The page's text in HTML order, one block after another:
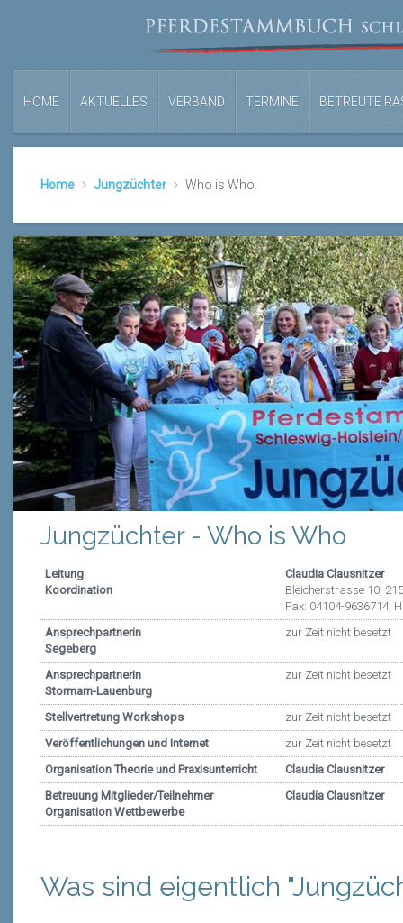
HOME AKTUELLES VERBAND TERMINE BETREUTE
Home Jungzüchter Who is Who
Jungzüchter - Who is Who
Leitung
Koordination
Claudia Clausnitzer
Bleicherstrasse 10,
Fax: 04104-9636714,
Ansprechpartnerin
Segeberg
zur Zeit nicht besetzt
Ansprechpartnerin
Stormarn-Lauenburg
zur Zeit nicht besetzt
Stellvertretung Workshops
zur Zeit nicht besetzt
Veröffentlichungen und Internet
zur Zeit nicht besetzt
Organisation Theorie und Praxisunterricht
Claudia Clausnitzer
Betreuung Mitglieder/Teilnehmer
Organisation Wettbewerbe
Claudia Clausnitzer
Was sind eigentlich